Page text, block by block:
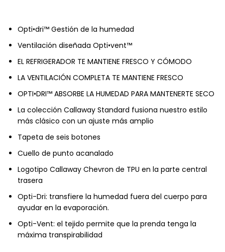
Opti•dri™ Gestión de la humedad
Ventilación diseñada Opti•vent™
EL REFRIGERADOR TE MANTIENE FRESCO Y CÓMODO
LA VENTILACIÓN COMPLETA TE MANTIENE FRESCO
OPTI•DRI™ ABSORBE LA HUMEDAD PARA MANTENERTE SECO
La colección Callaway Standard fusiona nuestro estilo
más clásico con un ajuste más amplio
Tapeta de seis botones
Cuello de punto acanalado
Logotipo Callaway Chevron de TPU en la parte central
trasera
Opti-Dri: transfiere la humedad fuera del cuerpo para
ayudar en la evaporación.
Opti-Vent: el tejido permite que la prenda tenga la
máxima transpirabilidad